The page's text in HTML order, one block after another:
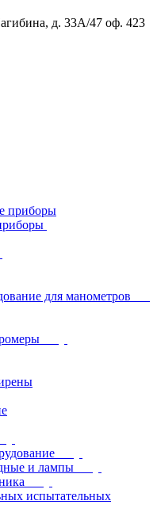
д. 33А/47 оф. 423
для манометров
и лампы
испытательных